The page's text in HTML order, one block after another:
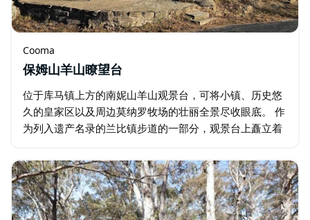
Cooma
保姆山羊山瞭望台
位于库马镇上方的南妮山羊山观景台，可将小镇、历史悠
久的皇家区以及周边莫纳罗牧场的壮丽全景尽收眼底。 作
为列入遗产名录的兰比镇步道的一部分，观景台上矗立着
塑，是欣赏库马镇历史…